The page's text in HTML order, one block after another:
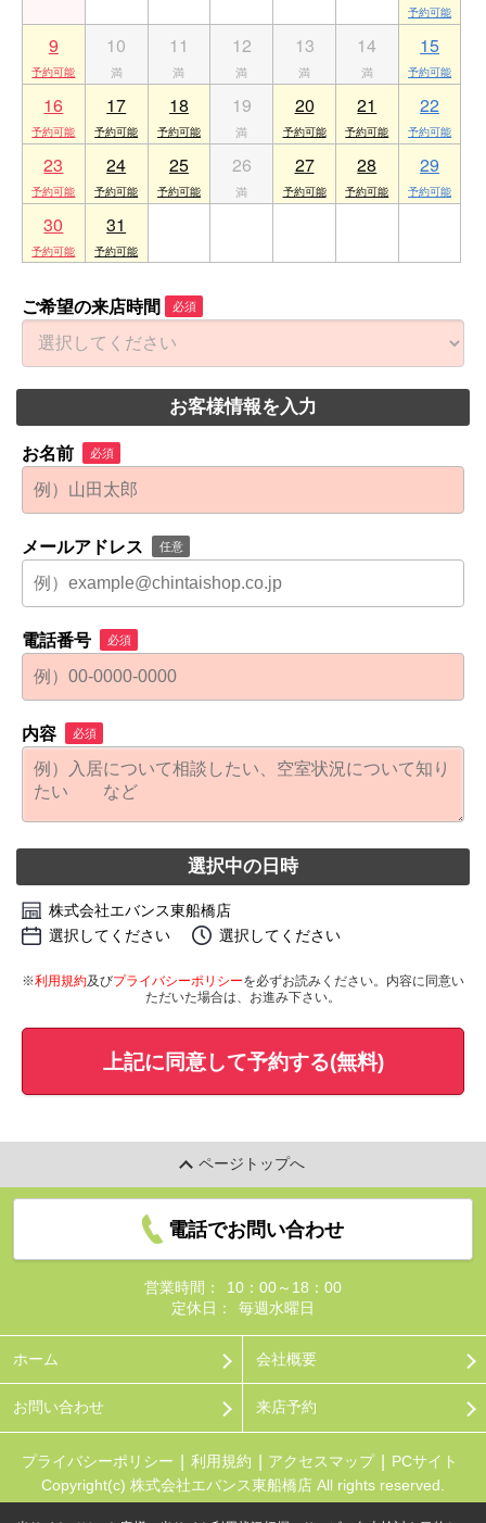
9 10 11 12 13 14 15
16 17 18 19 20 21 22
23 24 25 26 27 28 29
30 31
ご希望の来店時間 必須
お客様情報を入力
お名前 必須
メールアドレス 任意
電話番号 必須
内容 必須
選択中の日時
株式会社エバンス東船橋店
選択してください
選択してください
※利用規約及びプライバシーポリシーを必ずお読みください。内容に同意い
ただいた場合は、お進み下さい。
上記に同意して予約する(無料)
ページトップへ
電話でお問い合わせ
営業時間：
10：00～18：00
定休日：
毎週水曜日
ホーム 会社概要
お問い合わせ 来店予約
プライバシーポリシー 利用規約 アクセスマップ
PCサイト
Copyright(c) 株式会社エバンス東船橋店 All rights reserved.